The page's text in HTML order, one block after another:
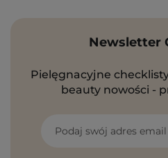
Newsletter
Pielęgnacyjne
beauty nowości -
Podaj swój adres email